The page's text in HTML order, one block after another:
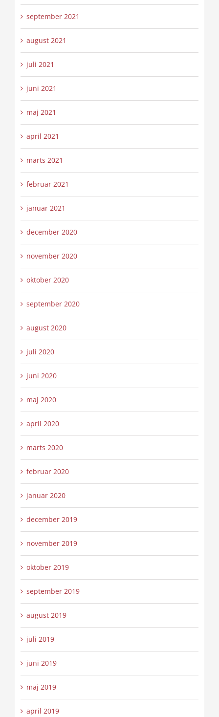
september 2021
august 2021
juli 2021
juni 2021
maj 2021
april 2021
marts 2021
februar 2021
januar 2021
december 2020
november 2020
oktober 2020
september 2020
august 2020
juli 2020
juni 2020
maj 2020
april 2020
marts 2020
februar 2020
januar 2020
december 2019
november 2019
oktober 2019
september 2019
august 2019
juli 2019
juni 2019
maj 2019
april 2019